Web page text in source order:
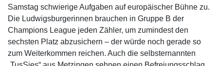
Samstag schwierige Aufgaben auf europäischer Bühne zu.
Die Ludwigsburgerinnen brauchen in Gruppe B der
Champions League jeden Zähler, um zumindest den
sechsten Platz abzusichern – der würde noch gerade so
zum Weiterkommen reichen. Auch die selbsternannten